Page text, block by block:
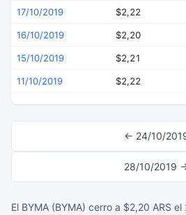
17/10/2019 $2,22
16/10/2019 $2,20
15/10/2019 $2,21
11/10/2019 $2,22
← 24/10/
28/10/2019
El BYMA (BYMA) cerro a $2,20 ARS